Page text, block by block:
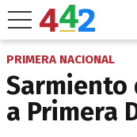
PRIMERA NACIONAL
Sarmiento
a Primera